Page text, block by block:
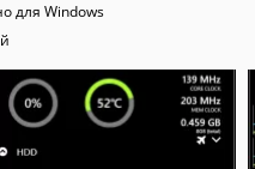
для Windows